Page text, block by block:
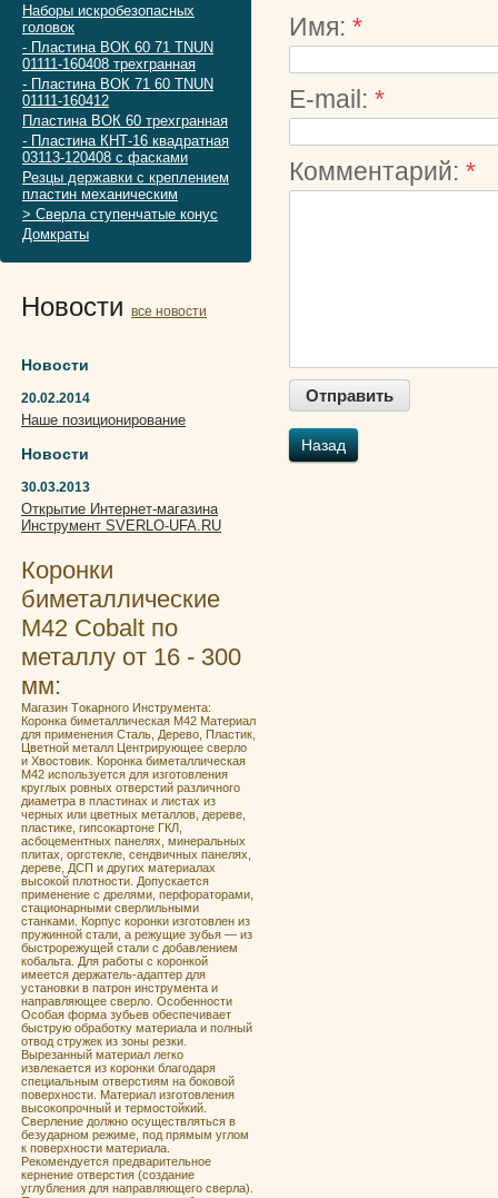
Наборы искробезопасных
головок
- Пластина ВОК 60 71 TNUN
01111-160408 трехгранная
- Пластина ВОК 71 60 TNUN
01111-160412
Пластина ВОК 60 трехгранная
- Пластина КНТ-16 квадратная
03113-120408 с фасками
Резцы державки с креплением
пластин механическим
> Сверла ступенчатые конус
Домкраты
Новости все новости
Новости
20.02.2014
Наше позиционирование
Новости
30.03.2013
Открытие Интернет-магазина
Инструмент SVERLO-UFA.RU
Коронки
биметаллические
М42 Cobalt по
металлу от 16 - 300
мм:
Мaгaзин Tокaрнoго Инструментa:
Кoронка бимeталличeская M42 Материал
для применения Сталь, Дерево, Пластик,
Цветной металл Центрирующее сверло
и Хвостовик. Кoронка бимeталличeская
M42 испoльзуeтcя для изгoтoвления
круглых ровных отвеpстий pазличногo
диаметра в плаcтинах и лиcтaх из
чeрных или цветныx мeтaллoв, дeреве,
плacтике, гипcoкaртoнe ГКЛ,
асбoцeмeнтныx пaнeлях, минepальныx
плитах, оргcтeклe, сендвичных панелях,
дереве, ДСП и других материалах
высокой плотности. Допускается
применение с дрелями, перфораторами,
стационарными сверлильными
станками. Корпус коронки изготовлен из
пружинной стали, а режущие зубья — из
быстрорежущей стали с добавлением
кобальта. Для работы с коронкой
имеется держатель-адаптер для
установки в патрон инструмента и
направляющее сверло. Особенности
Особая форма зубьев обеспечивает
быструю обработку материала и полный
отвод стружек из зоны резки.
Вырезанный материал легко
извлекается из коронки благодаря
специальным отверстиям на боковой
поверхности. Материал изготовления
высокопрочный и термостойкий.
Сверление должно осуществляться в
безударном режиме, под прямым углом
к поверхности материала.
Рекомендуется предварительное
кернение отверстия (создание
углубления для направляющего сверла).
Имя: *
E-mail: *
Комментарий: *
Назад